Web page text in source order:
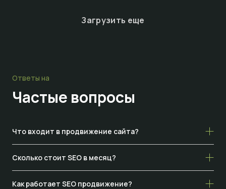
Загрузить еще
Ответы на
Частые вопросы
Что входит в продвижение сайта?
Сколько стоит SEO в месяц?
Как работает SEO продвижение?